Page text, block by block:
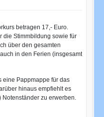
betragen 17,- Euro.
die Stimmbildung sowie für
über den gesamten
in den Ferien (insgesamt
eine Pappmappe für das
hinaus empfiehlt es
zu erwerben.